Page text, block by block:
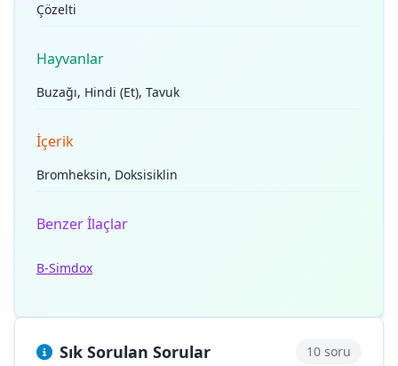
Çözelti
Hayvanlar
Buzağı, Hindi (Et), Tavuk
İçerik
Bromheksin, Doksisiklin
Benzer İlaçlar
B-Simdox
Sık Sorulan Sorular 10 soru